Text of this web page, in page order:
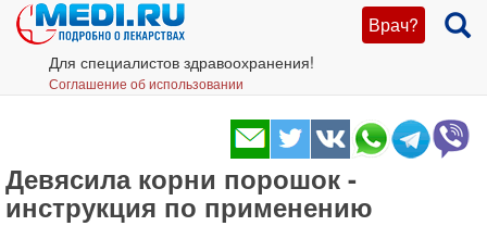
Врач?
Для специалистов здравоохранения!
Соглашение об использовании
Девясила корни порошок -
инструкция по применению